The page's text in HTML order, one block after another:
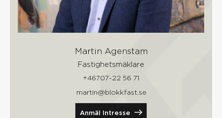
Martin Agenstam
Fastighetsmäklare
+46707-22 56 71
martin@blokkfast.se
Anmäl Intresse